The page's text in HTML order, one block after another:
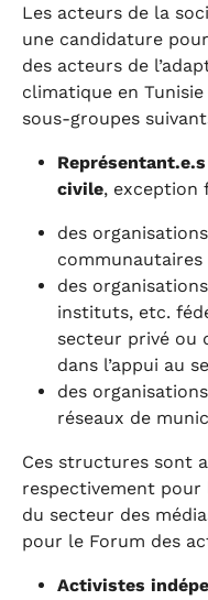
Les acteurs de la
une candidature
des acteurs de
climatique en
sous-groupes
civile, exception
des
des
instituts, etc.
secteur privé ou
dans l’appui au
des
réseaux de
Ces structures sont
respectivement
du secteur des
pour le Forum des
Activistes